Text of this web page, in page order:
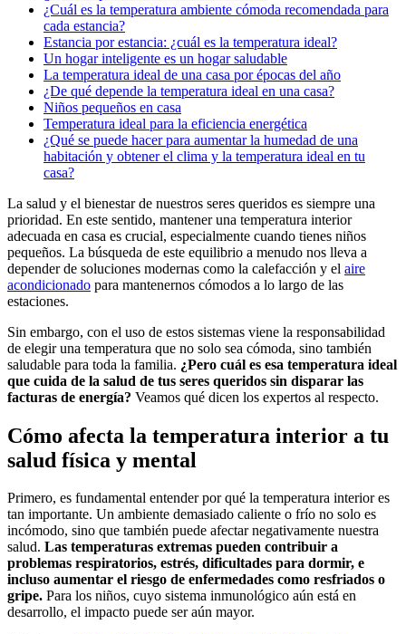
¿Cuál es la temperatura ambiente cómoda recomendada para
cada estancia?
Estancia por estancia: ¿cuál es la temperatura ideal?
Un hogar inteligente es un hogar saludable
La temperatura ideal de una casa por épocas del año
¿De qué depende la temperatura ideal en una casa?
Niños pequeños en casa
Temperatura ideal para la eficiencia energética
¿Qué se puede hacer para aumentar la humedad de una
habitación y obtener el clima y la temperatura ideal en tu
casa?
La salud y el bienestar de nuestros seres queridos es siempre una
prioridad. En este sentido, mantener una temperatura interior
adecuada en casa es crucial, especialmente cuando tienes niños
pequeños. La búsqueda de este equilibrio a menudo nos lleva a
depender de soluciones modernas como la calefacción y el aire
acondicionado para mantenernos cómodos a lo largo de las
estaciones.
Sin embargo, con el uso de estos sistemas viene la responsabilidad
de elegir una temperatura que no solo sea cómoda, sino también
saludable para toda la familia. ¿Pero cuál es esa temperatura ideal
que cuida de la salud de tus seres queridos sin disparar las
facturas de energía? Veamos qué dicen los expertos al respecto.
Cómo afecta la temperatura interior a tu
salud física y mental
Primero, es fundamental entender por qué la temperatura interior es
tan importante. Un ambiente demasiado caliente o frío no solo es
incómodo, sino que también puede afectar negativamente nuestra
salud. Las temperaturas extremas pueden contribuir a
problemas respiratorios, estrés, dificultades para dormir, e
incluso aumentar el riesgo de enfermedades como resfriados o
gripe. Para los niños, cuyo sistema inmunológico aún está en
desarrollo, el impacto puede ser aún mayor.